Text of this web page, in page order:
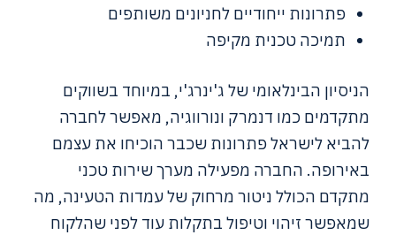
פתרונות ייחודיים לחניונים משותפים
תמיכה טכנית מקיפה
הניסיון הבינלאומי של ג'ינרג'י, במיוחד בשווקים
מתקדמים כמו דנמרק ונורווגיה, מאפשר לחברה
להביא לישראל פתרונות שכבר הוכיחו את עצמם
באירופה. החברה מפעילה מערך שירות טכני
מתקדם הכולל ניטור מרחוק של עמדות הטעינה, מה
שמאפשר זיהוי וטיפול בתקלות עוד לפני שהלקוח